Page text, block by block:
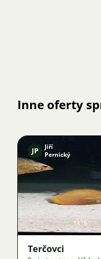
Inne oferty
JP
Jiří
Pernický
1426
Terčovci